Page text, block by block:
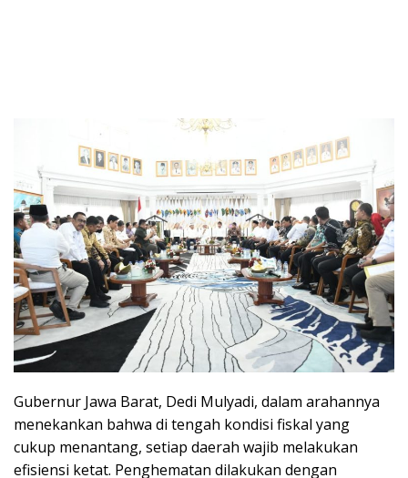
Gubernur Jawa Barat, Dedi Mulyadi, dalam arahannya
menekankan bahwa di tengah kondisi fiskal yang
cukup menantang, setiap daerah wajib melakukan
efisiensi ketat. Penghematan dilakukan dengan